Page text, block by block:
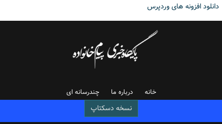
دانلود افزونه های وردپرس
خانه درباره ما چندرسانه ای
نسخه دسکتاپ